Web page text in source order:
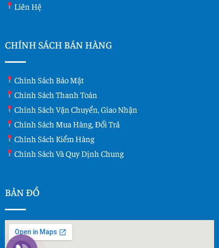
Liên Hệ
CHÍNH SÁCH BÁN HÀNG
Chính Sách Bảo Mật
Chính Sách Thanh Toán
Chính Sách Vận Chuyển, Giao Nhận
Chính Sách Mua Hàng, Đổi Trả
Chính Sách Kiểm Hàng
Chính Sách Và Quy Dịnh Chung
BẢN ĐỒ